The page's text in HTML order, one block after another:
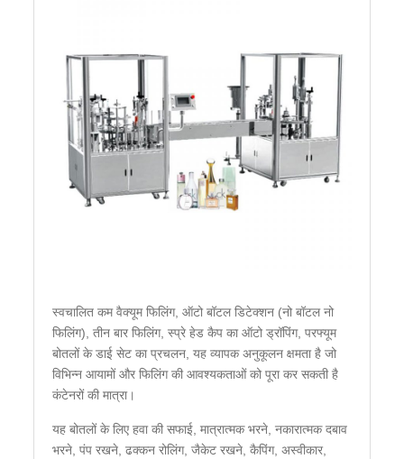
स्वचालित कम वैक्यूम फिलिंग, ऑटो बॉटल डिटेक्शन (नो बॉटल नो
फिलिंग), तीन बार फिलिंग, स्प्रे हेड कैप का ऑटो ड्रॉपिंग, परफ्यूम
बोतलों के डाई सेट का प्रचलन, यह व्यापक अनुकूलन क्षमता है जो
विभिन्न आयामों और फिलिंग की आवश्यकताओं को पूरा कर सकती है
कंटेनरों की मात्रा।
यह बोतलों के लिए हवा की सफाई, मात्रात्मक भरने, नकारात्मक दबाव
भरने, पंप रखने, ढक्कन रोलिंग, जैकेट रखने, कैपिंग, अस्वीकार,